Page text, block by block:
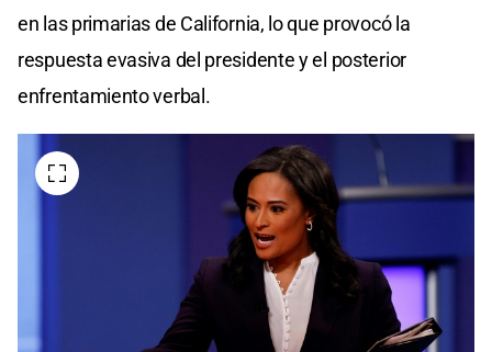
en las primarias de California, lo que provocó la
respuesta evasiva del presidente y el posterior
enfrentamiento verbal.